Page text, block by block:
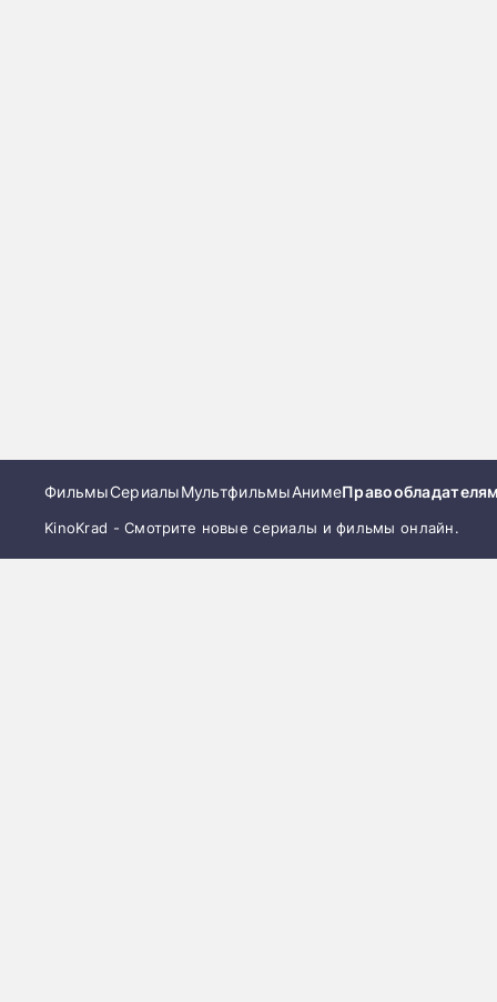
ФильмыСериалыМультфильмыАниме
KinoKrad - Смотрите новые сериалы и фильмы онлайн.